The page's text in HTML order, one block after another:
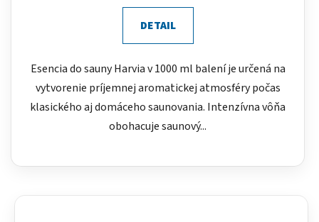
DETAIL
Esencia do sauny Harvia v 1000 ml balení je určená na
vytvorenie príjemnej aromatickej atmosféry počas
klasického aj domáceho saunovania. Intenzívna vôňa
obohacuje saunový...